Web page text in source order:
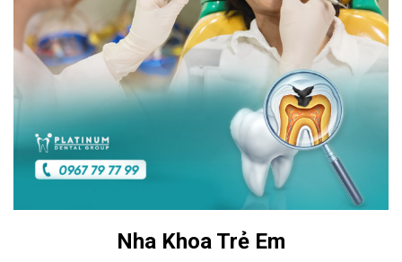
Nha Khoa Trẻ Em